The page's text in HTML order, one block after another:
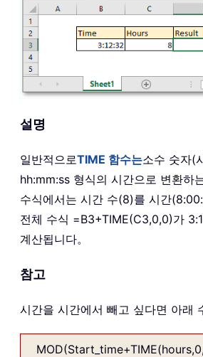
설명
일반적으로TIME 함수는소수 숫자(
hh:mm:ss 형식의 시간으로 변환하
수식에서는 시간 수(8)를 시간
전체 수식 =B3+TIME(C3,0,0)가
계산됩니다。
참고
시간을 시간에서 빼고 싶다면 아래